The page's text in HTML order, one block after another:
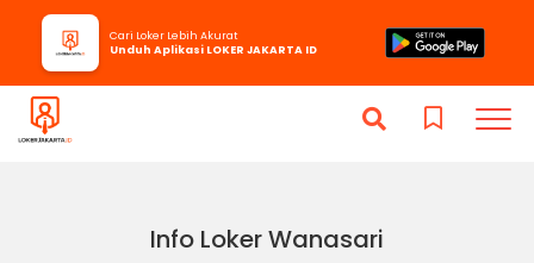
Info Loker Wanasari
Cari Loker Lebih Akurat
Unduh Aplikasi LOKER JAKARTA ID